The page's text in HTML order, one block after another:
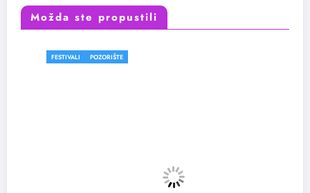
Možda ste propustili
FESTIVALI POZORIŠTE